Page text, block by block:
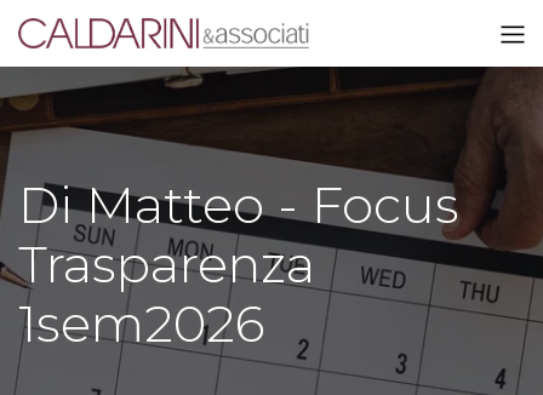
Di Matteo - Focus
Trasparenza
1sem2026